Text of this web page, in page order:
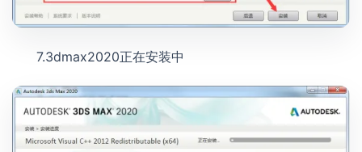
7.3dmax2020正在安装中